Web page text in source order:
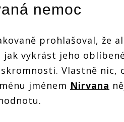
nemoc
prohlašoval, že
jak vykrást jeho oblíbené
Vlastně nic,
jménem Nirvana